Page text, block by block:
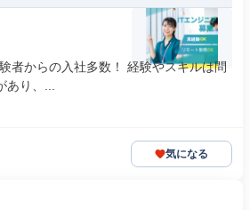
者からの入社多数！ 経験やスキルは問
り、...
気になる